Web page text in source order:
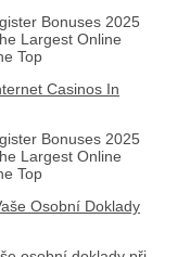
Bonuses 2025
Largest Online
Top
Casinos In
Bonuses 2025
Largest Online
Top
Osobní Doklady